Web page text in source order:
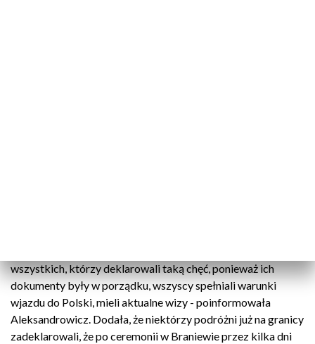
wszystkich, którzy deklarowali taką chęć, ponieważ ich
dokumenty były w porządku, wszyscy spełniali warunki
wjazdu do Polski, mieli aktualne wizy - poinformowała
Aleksandrowicz. Dodała, że niektórzy podróżni już na granicy
zadeklarowali, że po ceremonii w Braniewie przez kilka dni